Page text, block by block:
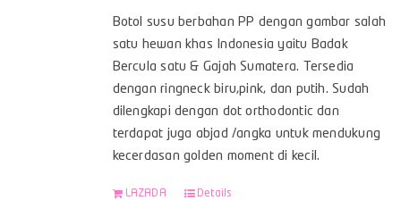
Botol susu berbahan PP dengan gambar salah
satu hewan khas Indonesia yaitu Badak
Bercula satu & Gajah Sumatera. Tersedia
dengan ringneck biru,pink, dan putih. Sudah
dilengkapi dengan dot orthodontic dan
terdapat juga abjad /angka untuk mendukung
kecerdasan golden moment di kecil.
LAZADA Details